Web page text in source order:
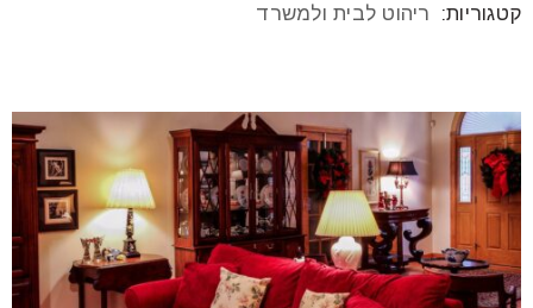
קטגוריות: ריהוט לבית ולמשרד